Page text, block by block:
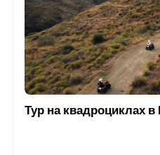
Тур на квадроциклах в